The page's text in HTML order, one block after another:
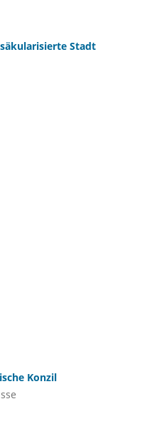
Stadt
Konzil